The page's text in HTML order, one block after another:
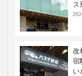
ス
改
宿
い